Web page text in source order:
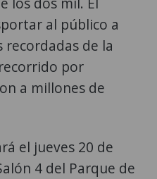
al público a
recordadas de la
por
a millones de
el jueves 20 de
4 del Parque de